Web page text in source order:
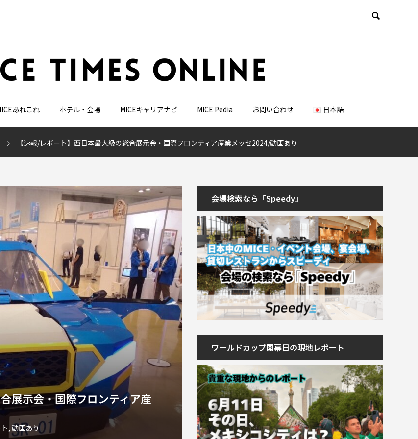

あれこれ ホテル・会場 MICEキャリアナビ MICE Pedia お問い合わせ 日本語
【速報/レポート】西日本最大級の総合展示会・国際フロンティア産業メッセ2024/動画あり
展示会・国際フロンティア産
, 動画あり
会場検索なら「Speedy」
ワールドカップ開幕日の現地レポート